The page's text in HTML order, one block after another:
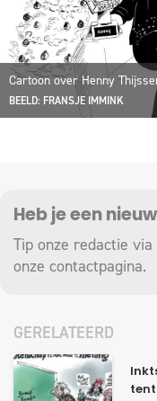
Cartoon over Henny
BEELD: FRANSJE IMMINK
Heb je een
Tip onze redactie
onze contactpagina.
GERELATEERD